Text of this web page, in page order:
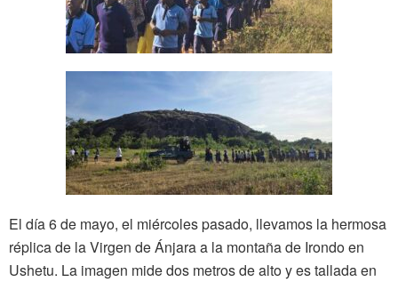
El día 6 de mayo, el miércoles pasado, llevamos la hermosa
réplica de la Virgen de Ánjara a la montaña de Irondo en
Ushetu. La imagen mide dos metros de alto y es tallada en